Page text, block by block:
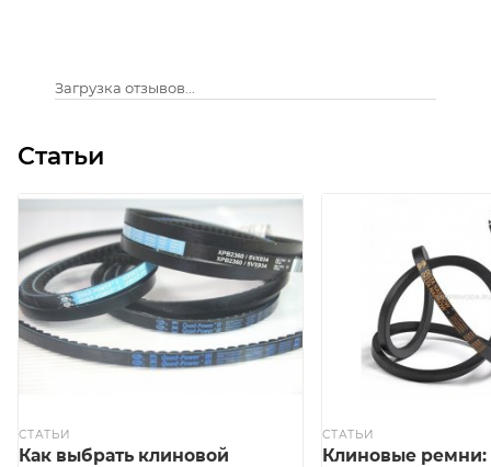
Загрузка отзывов...
Статьи
СТАТЬИ
Как выбрать клиновой
СТАТЬИ
Клиновые ремни: